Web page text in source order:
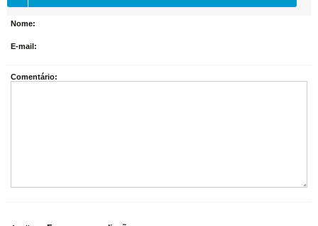
Nome:
E-mail:
Comentário: